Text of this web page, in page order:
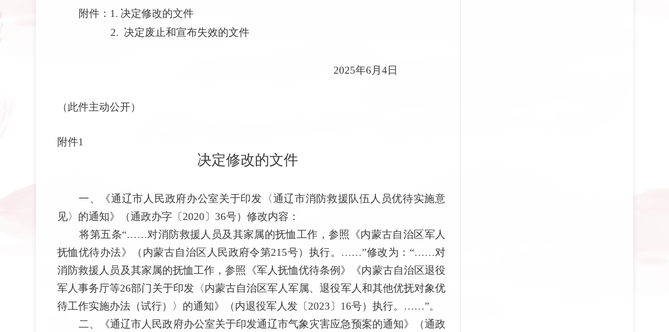
附件： 1. 决定修改的文件
2. 决定废止和宣布失效的文件
2025年6月 4日
（此件主动公开）
附件1
决定修改的文件
一、 《通辽市人民政府办公室关于印发 〈通辽市消防救援队伍人员优待实施意
见〉 的通知》 （通政办字〔2020〕 36号）修改内容：
将第五条“……对消防救援人员及其家属的抚恤工作，参照《内蒙古自治区军人
抚恤优待办法》（内蒙古自治区人民政府令第215号）执行。……”修改为： “……对
消防救援人员及其家属的抚恤工作，参照
《军人抚恤优待条例》
《内蒙古自治区退役
军人事务厅等26部门关于印发〈内蒙古自治区军人军属、退役军人和其他优抚对象优
待工作实施办法（试行）〉的通知》（内退役军人发〔2023〕 16号） 执行。 ……”。
二、
《通辽市人民政府办公室关于印发通辽市气象灾害应急预案的通知》
（通政